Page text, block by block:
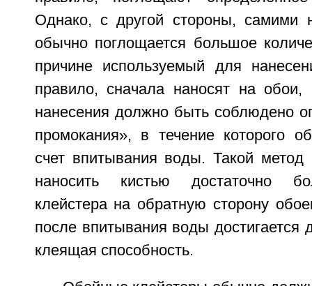
Однако, с другой стороны, самими
обычно поглощается большое
причине используемый для
правило, сначала наносят на
нанесения должно быть соблюдено
промокания», в течение которого
счет впитывания воды. Такой метод
наносить кистью достаточно
клейстера на обратную сторону
после впитывания воды достигается
клеящая способность.